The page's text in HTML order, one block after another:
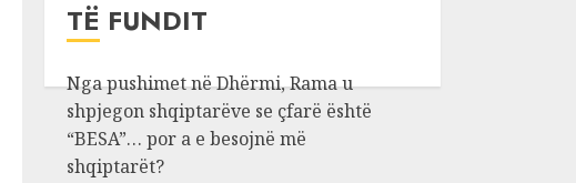
TË FUNDIT
Nga pushimet në Dhërmi, Rama u
shpjegon shqiptarëve se çfarë është
“BESA”… por a e besojnë më
shqiptarët?